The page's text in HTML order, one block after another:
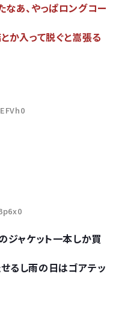
あ、やっぱロングコー
か入って脱ぐと嵩張る
ジャケット一本しか買
るし雨の日はゴアテッ